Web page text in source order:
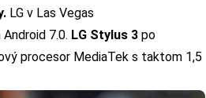
LG v Las Vegas
7.0. LG Stylus 3 po
procesor MediaTek s taktom 1,5